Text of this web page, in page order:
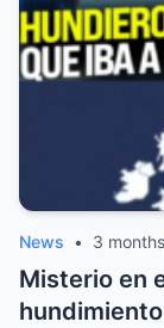
News • 3
Misterio en